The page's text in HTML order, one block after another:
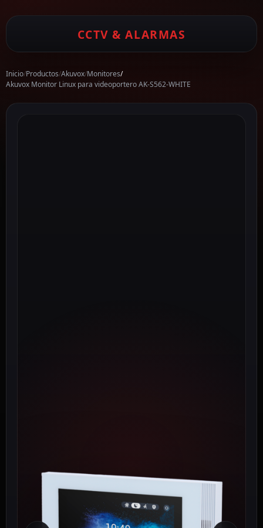
CCTV & ALARMAS
Inicio/Productos/Akuvox/Monitores/
Akuvox Monitor Linux para videoportero AK-S562-WHITE